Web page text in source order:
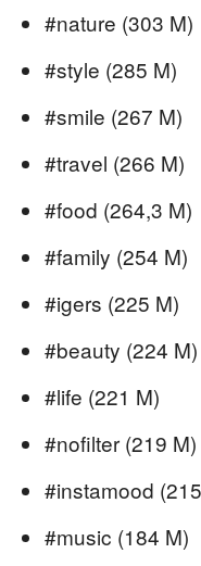
#nature (303 M)
#style (285 M)
#smile (267 M)
#travel (266 M)
#food (264,3 M)
#family (254 M)
#igers (225 M)
#beauty (224 M)
#life (221 M)
#nofilter (219 M)
#instamood
#music (184 M)